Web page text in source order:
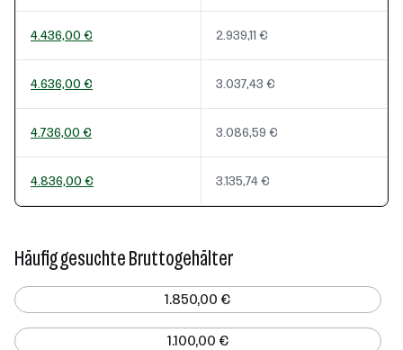
4.436,00 € 2.939,11 €
4.636,00 € 3.037,43 €
4.736,00 € 3.086,59 €
4.836,00 € 3.135,74 €
Häufig gesuchte Bruttogehälter
1.850,00 €
1.100,00 €